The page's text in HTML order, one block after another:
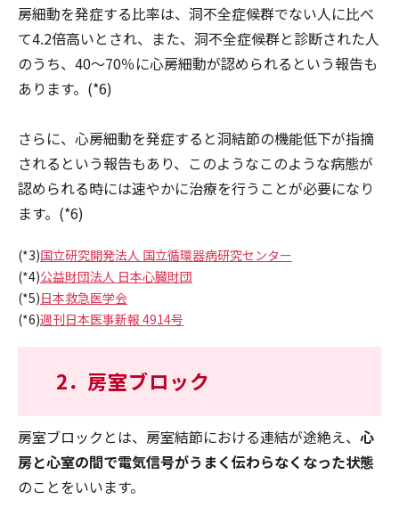
房細動を発症する比率は、洞不全症候群でない人に比べ
て4.2倍高いとされ、また、洞不全症候群と診断された人
のうち、40～70％に心房細動が認められるという報告も
あります。(*6)
さらに、心房細動を発症すると洞結節の機能低下が指摘
されるという報告もあり、このようなこのような病態が
認められる時には速やかに治療を行うことが必要になり
ます。(*6)
(*3)国立研究開発法人 国立循環器病研究センター
(*4)公益財団法人 日本心臓財団
(*5)日本救急医学会
(*6)週刊日本医事新報 4914号
2． 房室ブロック
房室ブロックとは、房室結節における連結が途絶え、 心
房と心室の間で電気信号がうまく伝わらなくなった状態
のことをいいます。